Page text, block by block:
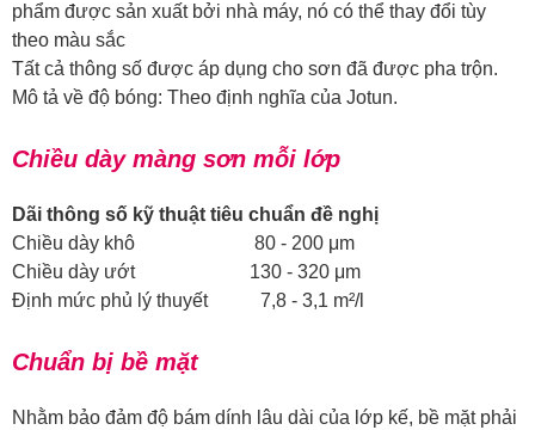
phẩm được sản xuất bởi nhà máy, nó có thể thay đổi tùy
theo màu sắc
Tất cả thông số được áp dụng cho sơn đã được pha trộn.
Mô tả về độ bóng: Theo định nghĩa của Jotun.
Chiều dày màng sơn mỗi lớp
Dãi thông số kỹ thuật tiêu chuẩn đề nghị
Chiều dày khô 80 - 200 μm
Chiều dày ướt 130 - 320 μm
Định mức phủ lý thuyết 7,8 - 3,1 m²/l
Chuẩn bị bề mặt
Nhằm bảo đảm độ bám dính lâu dài của lớp kế, bề mặt phải